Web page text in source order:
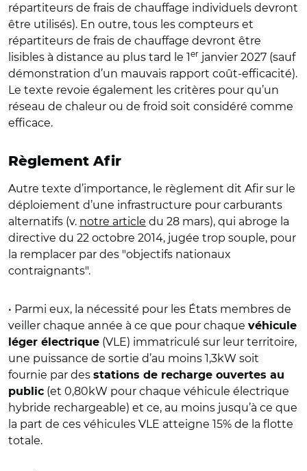
répartiteurs de frais de chauffage individuels devront
être utilisés). En outre, tous les compteurs et
répartiteurs de frais de chauffage devront être
lisibles à distance au plus tard le 1er janvier 2027 (sauf
démonstration d’un mauvais rapport coût-efficacité).
Le texte revoie également les critères pour qu’un
réseau de chaleur ou de froid soit considéré comme
efficace.
Règlement Afir
Autre texte d’importance, le règlement dit Afir sur le
déploiement d’une infrastructure pour carburants
alternatifs (v. notre article du 28 mars), qui abroge la
directive du 22 octobre 2014, jugée trop souple, pour
la remplacer par des "objectifs nationaux
contraignants".
• Parmi eux, la nécessité pour les États membres de
veiller chaque année à ce que pour chaque véhicule
léger électrique (VLE) immatriculé sur leur territoire,
une puissance de sortie d’au moins 1,3kW soit
fournie par des stations de recharge ouvertes au
public (et 0,80kW pour chaque véhicule électrique
hybride rechargeable) et ce, au moins jusqu’à ce que
la part de ces véhicules VLE atteigne 15% de la flotte
totale.